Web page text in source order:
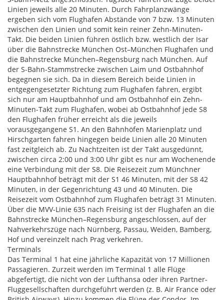
Linien jeweils alle 20 Minuten. Durch Fahrplanzwänge
ergeben sich vom Flughafen Abstände von 7 bzw. 13 Minuten
zwischen den Linien und somit kein reiner Zehn-Minuten-
Takt. Die beiden Linien führen östlich bzw. westlich der Isar
über die Bahnstrecke München Ost–München Flughafen und
die Bahnstrecke München–Regensburg nach München. Auf
der S-Bahn-Stammstrecke zwischen Laim und Ostbahnhof
begegnen sie sich. Da in diesem Bereich beide Linien in
entgegengesetzter Richtung zum Flughafen fahren, ergibt
sich nur am Hauptbahnhof und am Ostbahnhof ein Zehn-
Minuten-Takt zum Flughafen, wobei ab Ostbahnhof jede S8
den Flughafen früher erreicht als die jeweils
vorausgegangene S1. An den Bahnhöfen Marienplatz und
Hirschgarten fahren hingegen beide Linien alle 20 Minuten
fast zeitgleich ab. Zu Nachtzeiten ist der Takt ausgedünnt,
zwischen circa 2:00 und 3:00 Uhr gibt es nur am Wochenende
eine Verbindung mit der S8. Die Reisezeit zum Münchner
Hauptbahnhof beträgt mit der S1 46 Minuten, mit der S8 42
Minuten, in der Gegenrichtung 43 und 40 Minuten. Die
Reisezeit vom Ostbahnhof zum Flughafen beträgt 31 Minuten.
Über die MVV-Linie 635 nach Freising ist der Flughafen an die
Bahnstrecke München–Regensburg angeschlossen, auf der
Nahverkehrszüge nach Nürnberg, Passau, Weiden, Bamberg,
Hof und vereinzelt nach Prag verkehren.
Terminals
Das Terminal 1 hat eine jährliche Kapazität von 17 Millionen
Passagieren. Zurzeit werden im Terminal 1 alle Flüge
abgefertigt, die nicht von der Lufthansa oder ihren Partner-
Fluggesellschaften durchgeführt werden (z. B. Air France oder